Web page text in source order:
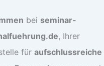
bei seminar-
, Ihrer
für aufschlussreiche